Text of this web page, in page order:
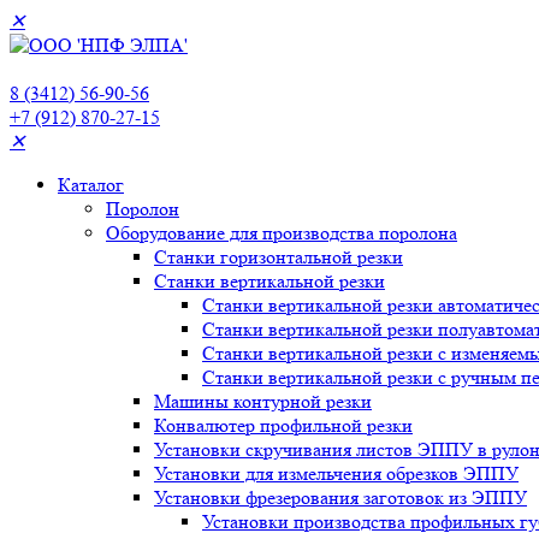
✕
8 (3412) 56-90-56
+7 (912) 870-27-15
✕
Каталог
Поролон
Оборудование для производства поролона
Станки горизонтальной резки
Станки вертикальной резки
Станки вертикальной резки
Станки вертикальной резки
Станки вертикальной резки с
Станки вертикальной резки с ручным
Машины контурной резки
Конвалютер профильной резки
Установки скручивания листов ЭППУ в
Установки для измельчения обрезков ЭППУ
Установки фрезерования заготовок из ЭППУ
Установки производства профильных